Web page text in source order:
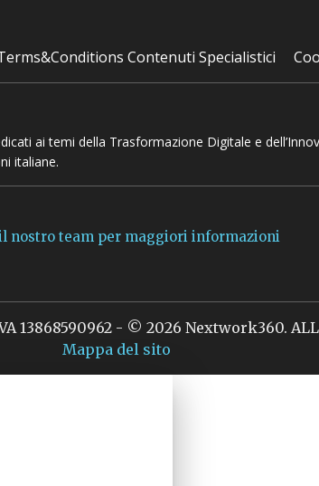
Contenuti Specialistici
ai temi della Trasformazione Digitale e
italiane.
nostro team per maggiori informazioni
- © 2026 Nextwork360. ALL
Mappa del sito